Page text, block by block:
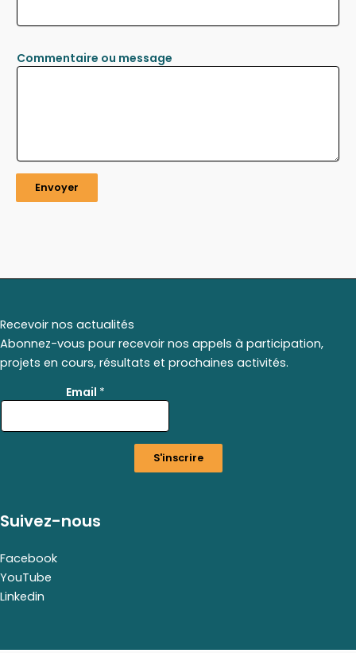
Commentaire ou message
Envoyer
Recevoir nos actualités
Abonnez-vous pour recevoir nos appels à participation,
projets en cours, résultats et prochaines activités.
a
i
l
Email *
S'inscrire
Suivez-nous
Facebook
YouTube
Linkedin